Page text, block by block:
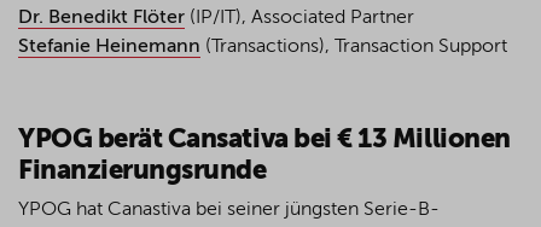
Dr. Benedikt Flöter (IP/IT), Associated Partner
Stefanie Heinemann (Transactions), Transaction Support
YPOG berätCansativa bei € 13 Millionen
Finanzierungsrunde
YPOG hat Canastiva bei seiner jüngsten Serie-B-